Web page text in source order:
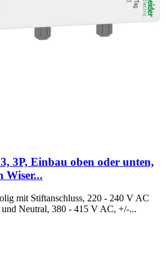
3P, Einbau oben oder unten,
Wiser...
mit Stiftanschluss, 220 - 240 V AC
und Neutral, 380 - 415 V AC, +/-...